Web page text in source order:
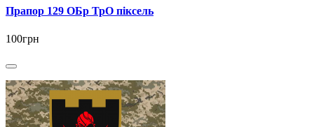
Прапор 129 ОБр ТрО піксель
100грн